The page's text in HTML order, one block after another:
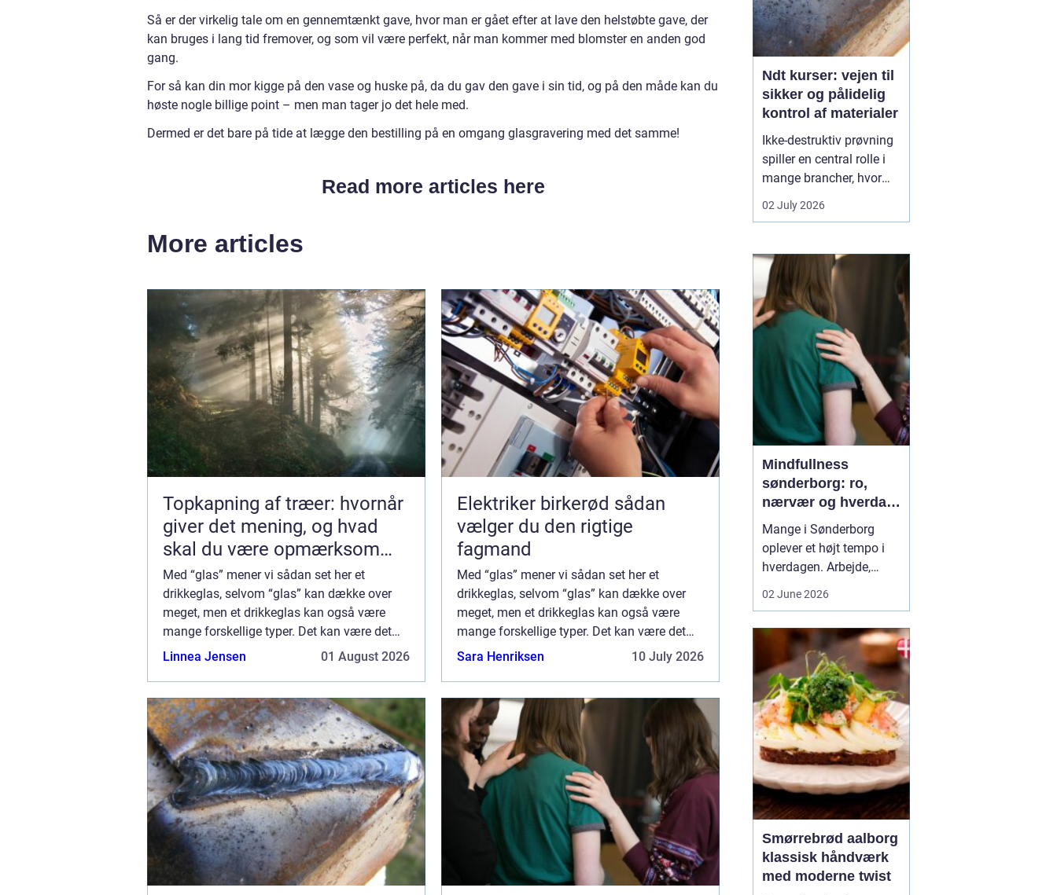
Så er der virkelig tale om en gennemtænkt gave, hvor man er gået efter at lave den helstøbte gave, der
kan bruges i lang tid fremover, og som vil være perfekt, når man kommer med blomster en anden god
gang.
For så kan din mor kigge på den vase og huske på, da du gav den gave i sin tid, og på den måde kan du
høste nogle billige point – men man tager jo det hele med.
Dermed er det bare på tide at lægge den bestilling på en omgang glasgravering med det samme!
Read more articles here
More articles
Topkapning af træer: hvornår
giver det mening, og hvad
skal du være opmærksom
på?
Med “glas” mener vi sådan set her et
drikkeglas, selvom “glas” kan dække over
meget, men et drikkeglas kan også være
mange forskellige typer. Det kan være det
høje, rankede glas, man bruger til vin og
Linnea Jensen 01 August 2026
Elektriker birkerød sådan
vælger du den rigtige
fagmand
Med “glas” mener vi sådan set her et
drikkeglas, selvom “glas” kan dække over
meget, men et drikkeglas kan også være
mange forskellige typer. Det kan være det
høje, rankede glas, man bruger til vin og
Sara Henriksen 10 July 2026
efter en10 July 2026
Ndt kurser: vejen til
sikker og pålidelig
kontrol af materialer
Ikke-destruktiv prøvning
spiller en central rolle i
mange brancher, hvor
sikkerhed, kvalitet og
driftssikkerhed er
kurserkan teknikere,
svejsere, tilsynsførende
og ingeniører dokumen...
02 July 2026
Mindfullness
sønderborg: ro,
nærvær og hverdag
med mindre stress
Mange i Sønderborg
oplever et højt tempo i
hverdagen. Arbejde,
kan sætte nervesystemet
på overarbejde. Herkan
min...
02 June 2026
Smørrebrød aalborg
klassisk håndværk
med moderne twist